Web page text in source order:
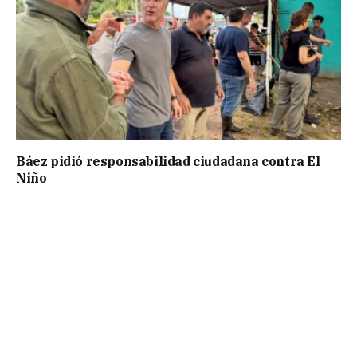
Báez pidió responsabilidad ciudadana contra El
Niño